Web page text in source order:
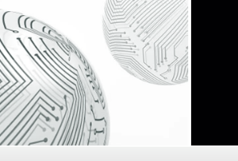
ร่วมมือกับชุมชน เพื่อความกินดีอยู่ดี
และความสุขอย่างยั่งยืน
มองปัญหาในภาพกว้าง
แก้ไขจากปัญหาจุดเล็กๆ